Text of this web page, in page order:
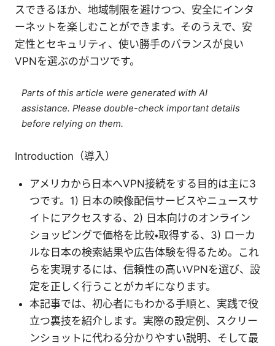
スできるほか、地域制限を避けつつ、安全にインタ
ーネットを楽しむことができます。そのうえで、安
定性とセキュリティ、使い勝手のバランスが良い
VPNを選ぶのがコツです。
Parts of this article were generated with AI
assistance. Please double-check important details
before relying on them.
Introduction（導入）
アメリカから日本へVPN接続をする目的は主に3
つです。1) 日本の映像配信サービスやニュースサ
イトにアクセスする、2) 日本向けのオンライン
ショッピングで価格を比較・取得する、3) ローカ
ルな日本の検索結果や広告体験を得るため。これ
らを実現するには、信頼性の高いVPNを選び、設
定を正しく行うことがカギになります。
本記事では、初心者にもわかる手順と、実践で役
立つ裏技を紹介します。実際の設定例、スクリー
ンショットに代わる分かりやすい説明、そして最